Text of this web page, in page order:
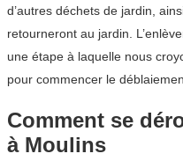
d’autres déchets de jardin,
retourneront au jardin.
une étape à laquelle nous
pour commencer le
Comment se
à Moulins